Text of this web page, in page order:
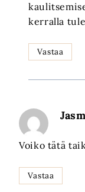
kerralla
Vastaa
Voiko tätä
Vastaa